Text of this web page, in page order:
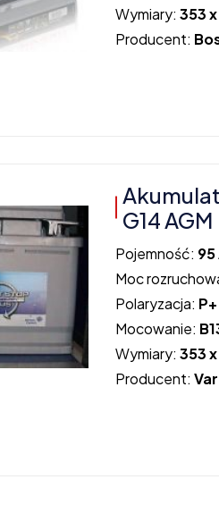
Wymiary:353 x
Producent:
G14 AGM
Pojemność: 95
Moc
Polaryzacja: P+
Mocowanie:
Wymiary:353 x
Producent: